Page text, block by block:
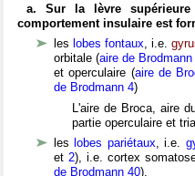
a. Sur la lèvre
comportement insulaire est
les lobes fontaux , i.e.
orbitale (aire de Brodmann
et operculaire (aire de
de Brodmann 4)
L'aire de Broca, aire
partie operculaire et
les lobes pariétaux , i.e.
et 2), i.e. cortex
de Brodmann 40).